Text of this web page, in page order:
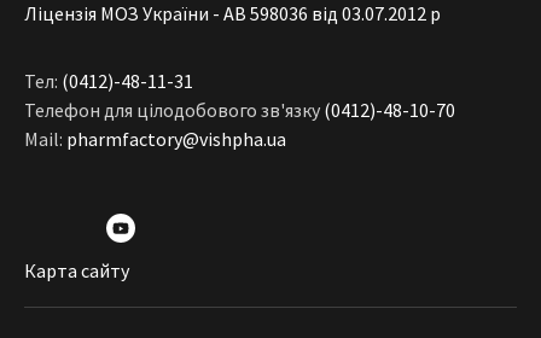
Ліцензія МОЗ України - АВ 598036 від 03.07.2012 р
Тел: (0412)-48-11-31
Телефон для цілодобового зв'язку (0412)-48-10-70
Mail: pharmfactory@vishpha.ua
Карта сайту